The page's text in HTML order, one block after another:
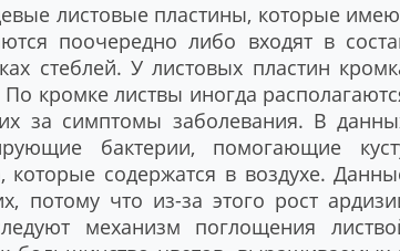
листовые пластины, которые
поочередно либо входят в
стеблей. У листовых пластин
кромке листвы иногда
за симптомы заболевания. В
бактерии, помогающие
содержатся в воздухе.
потому что из-за этого рост
механизм поглощения